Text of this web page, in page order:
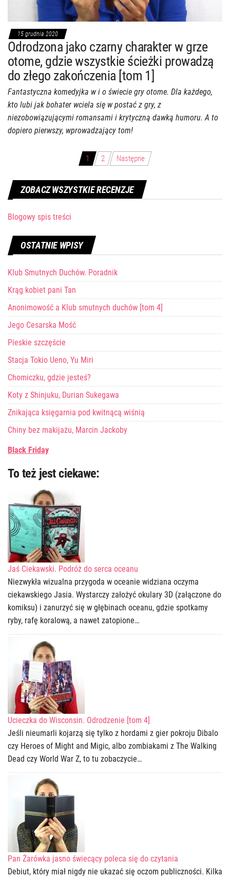
15 grudnia 2020
Odrodzona jako czarny charakter w grze
otome, gdzie wszystkie ścieżki prowadzą
do złego zakończenia [tom 1]
Fantastyczna komedyjka w i o świecie gry otome. Dla każdego,
kto lubi jak bohater wciela się w postać z gry, z
niezobowiązującymi romansami i krytyczną dawką humoru. A to
dopiero pierwszy, wprowadzający tom!
Stronicowanie
wpisów
1 2 Następne
ZOBACZ WSZYSTKIE RECENZJE
Blogowy spis treści
OSTATNIE WPISY
Klub Smutnych Duchów. Poradnik
Krąg kobiet pani Tan
Anonimowość a Klub smutnych duchów [tom 4]
Jego Cesarska Mość
Pieskie szczęście
Stacja Tokio Ueno, Yu Miri
Chomiczku, gdzie jesteś?
Koty z Shinjuku, Durian Sukegawa
Znikająca księgarnia pod kwitnącą wiśnią
Chiny bez makijażu, Marcin Jackoby
Black Friday
To też jest ciekawe:
Jaś Ciekawski. Podróż do serca oceanu
Niezwykła wizualna przygoda w oceanie widziana oczyma
ciekawskiego Jasia. Wystarczy założyć okulary 3D (załączone do
komiksu) i zanurzyć się w głębinach oceanu, gdzie spotkamy
ryby, rafę koralową, a nawet zatopione…
Ucieczka do Wisconsin. Odrodzenie [tom 4]
Jeśli nieumarli kojarzą się tylko z hordami z gier pokroju Dibalo
czy Heroes of Might and Migic, albo zombiakami z The Walking
Dead czy World War Z, to tu zobaczycie…
Pan Żarówka jasno świecący poleca się do czytania
Debiut, który miał nigdy nie ukazać się oczom publiczności. Kilka